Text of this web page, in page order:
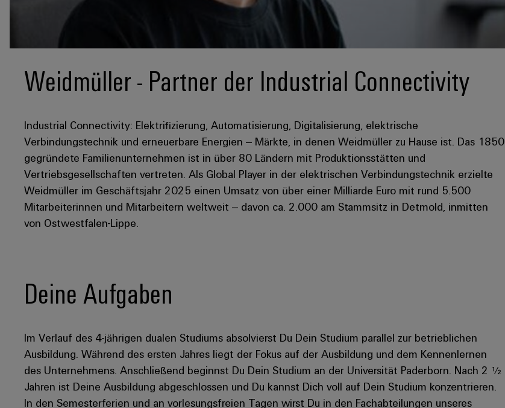
Weidmüller - Partner der Industrial Connectivity
Industrial Connectivity: Elektrifizierung, Automatisierung, Digitalisierung, elektrische
Verbindungstechnik und erneuerbare Energien – Märkte, in denen Weidmüller zu Hause ist. Das 1850
gegründete Familienunternehmen ist in über 80 Ländern mit Produktionsstätten und
Vertriebsgesellschaften vertreten. Als Global Player in der elektrischen Verbindungstechnik erzielte
Weidmüller im Geschäftsjahr 2025 einen Umsatz von über einer Milliarde Euro mit rund 5.500
Mitarbeiterinnen und Mitarbeitern weltweit – davon ca. 2.000 am Stammsitz in Detmold, inmitten
von Ostwestfalen-Lippe.
Deine Aufgaben
Im Verlauf des 4-jährigen dualen Studiums absolvierst Du Dein Studium parallel zur betrieblichen
Ausbildung. Während des ersten Jahres liegt der Fokus auf der Ausbildung und dem Kennenlernen
des Unternehmens. Anschließend beginnst Du Dein Studium an der Universität Paderborn. Nach 2 ½
Jahren ist Deine Ausbildung abgeschlossen und Du kannst Dich voll auf Dein Studium konzentrieren.
In den Semesterferien und an vorlesungsfreien Tagen wirst Du in den Fachabteilungen unseres